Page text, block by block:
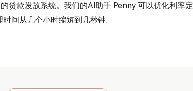
贷款发放系统。我们的AI助手 Penny 可以优化利率定
间从几个小时缩短到几秒钟。